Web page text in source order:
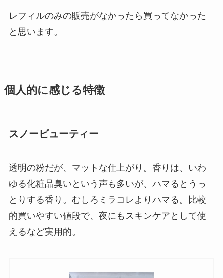
レフィルのみの販売がなかったら買ってなかった
と思います。
個人的に感じる特徴
スノービューティー
透明の粉だが、マットな仕上がり。香りは、いわ
ゆる化粧品臭いという声も多いが、ハマるとうっ
とりする香り。むしろミラコレよりハマる。比較
的買いやすい値段で、夜にもスキンケアとして使
えるなど実用的。